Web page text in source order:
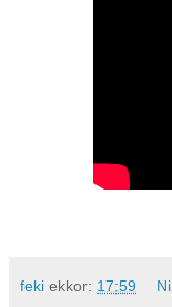
feki ekkor: 17:59